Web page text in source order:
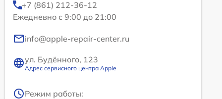
+7 (861) 212-36-12
Ежедневно с 9:00 до 21:00
info@apple-repair-center.ru
ул. Будённого, 123
Адрес сервисного центра Apple
Режим работы: